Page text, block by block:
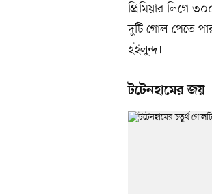
প্রিমিয়ার লিগে
দুটি গোল পেতে
হইলুন্দ।
টটেনহামের জয়